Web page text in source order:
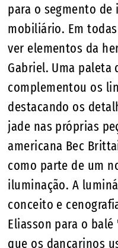
para o segmento de
mobiliário. Em
ver elementos da
Gabriel. Uma paleta
complementou os
destacando os
jade nas próprias
americana Bec
como parte de um
iluminação. A
conceito e
Eliasson para o balé
que os dançarinos